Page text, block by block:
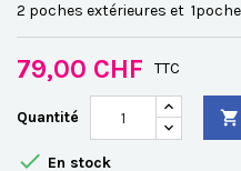
2 poches extérieures et
79,00 CHF TTC
Quantité 
 En stock